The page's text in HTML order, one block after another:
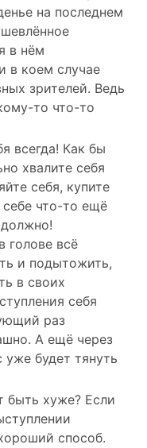
на последнем
в нём
в коем случае
зрителей. Ведь
то что-то
всегда! Как бы
хвалите себя
себя, купите
себе что-то ещё
голове всё
и подытожить,
в своих
себя
раз
А ещё через
уже будет тянуть
быть хуже? Если
способ.